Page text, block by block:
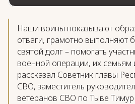
Наши воины показывают
отваги, грамотно выполняют
святой долг – помогать
военной операции, их
рассказал Советник главы
СВО, заместитель
ветеранов СВО по Тыве Тимур